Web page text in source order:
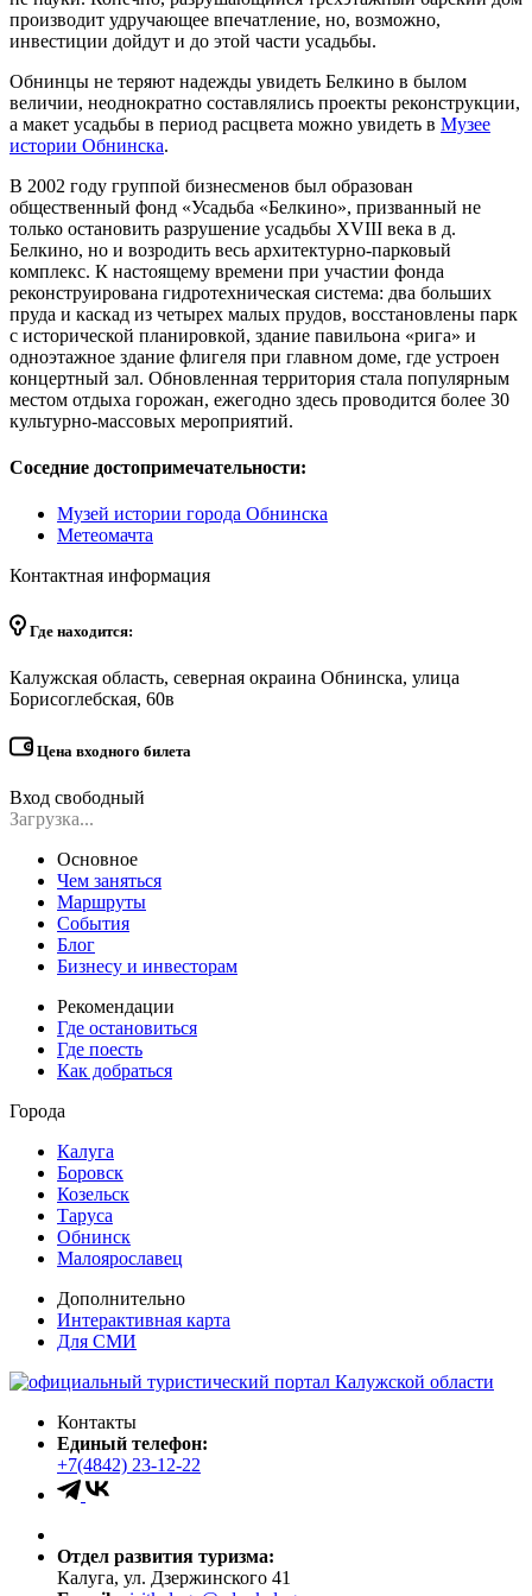
производит удручающее впечатление, но, возможно,
инвестиции дойдут и до этой части усадьбы.
Обнинцы не теряют надежды увидеть Белкино в былом
величии, неоднократно составлялись проекты реконструкции,
а макет усадьбы в период расцвета можно увидеть в Музее
истории Обнинска.
В 2002 году группой бизнесменов был образован
общественный фонд «Усадьба «Белкино», призванный не
только остановить разрушение усадьбы XVIII века в д.
Белкино, но и возродить весь архитектурно-парковый
комплекс. К настоящему времени при участии фонда
реконструирована гидротехническая система: два больших
пруда и каскад из четырех малых прудов, восстановлены парк
с исторической планировкой, здание павильона «рига» и
одноэтажное здание флигеля при главном доме, где устроен
концертный зал. Обновленная территория стала популярным
местом отдыха горожан, ежегодно здесь проводится более 30
культурно-массовых мероприятий.
Соседние достопримечательности:
Музей истории города Обнинска
Метеомачта
Контактная информация
Где находится:
Калужская область, северная окраина Обнинска, улица
Борисоглебская, 60в
Цена входного билета
Вход свободный
Загрузка...
Основное
Чем заняться
Маршруты
События
Блог
Бизнесу и инвесторам
Рекомендации
Где остановиться
Где поесть
Как добраться
Города
Калуга
Боровск
Козельск
Таруса
Обнинск
Малоярославец
Дополнительно
Интерактивная карта
Для СМИ
Контакты
Единый телефон:
+7(4842) 23-12-22
Отдел развития туризма:
Калуга, ул. Дзержинского 41